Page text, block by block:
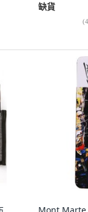
缺貨
(4